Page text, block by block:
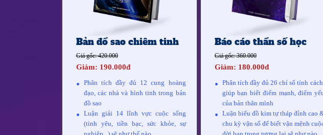
Báo cáo thần số học
Giá gốc: 360.000
Giảm: 180.000đ
Phân tích đầy đủ 26 chỉ số tính
giúp bạn biết điểm mạnh, điểm
của bản thân mình
Luận biểu đồ kim tự tháp đỉnh cao
chu kỳ vận số để biết vận mệnh
Bản đồ sao chiêm tinh
Giá gốc: 420.000
Giảm: 190.000đ
Phân tích đầy đủ 12 cung hoàng
đạo, các nhà và hình tinh trong bản
đồ sao
Luận giải 14 lĩnh vực cuộc sống
(tình yêu, tiền bạc, sức khỏe, sự